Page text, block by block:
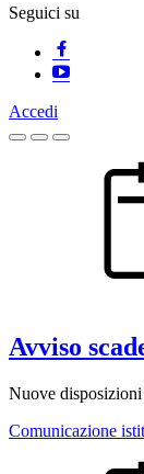
Seguici su
Accedi
Avviso
Nuove disposizioni
Comunicazione